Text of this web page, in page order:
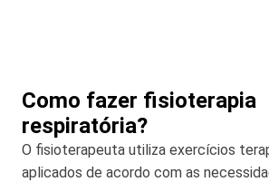
Como fazer fisioterapia
respiratória?
O fisioterapeuta utiliza exercícios
aplicados de acordo com as